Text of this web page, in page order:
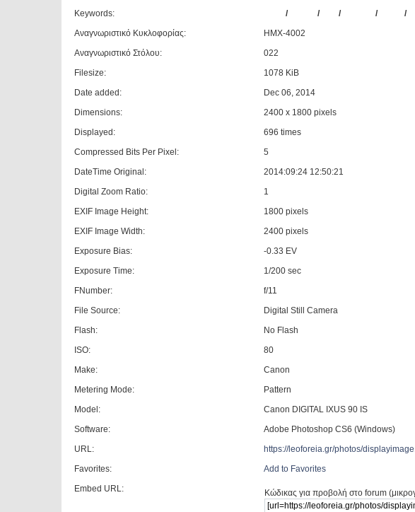
Keywords:
/ / / / /
Αναγνωριστικό Κυκλοφορίας:
ΗΜΧ-4002
Αναγνωριστικό Στόλου:
022
Filesize:
1078 KiB
Date added:
Dec 06, 2014
Dimensions:
2400 x 1800 pixels
Displayed:
696 times
Compressed Bits Per Pixel:
5
DateTime Original:
2014:09:24 12:50:21
Digital Zoom Ratio:
1
EXIF Image Height:
1800 pixels
EXIF Image Width:
2400 pixels
Exposure Bias:
-0.33 EV
Exposure Time:
1/200 sec
FNumber:
f/11
File Source:
Digital Still Camera
Flash:
No Flash
ISO:
80
Make:
Canon
Metering Mode:
Pattern
Model:
Canon DIGITAL IXUS 90 IS
Software:
Adobe Photoshop CS6 (Windows)
URL:
https://leoforeia.gr/photos/
Favorites:
Add to Favorites
Embed URL:
Κώδικας για προβολή στο forum